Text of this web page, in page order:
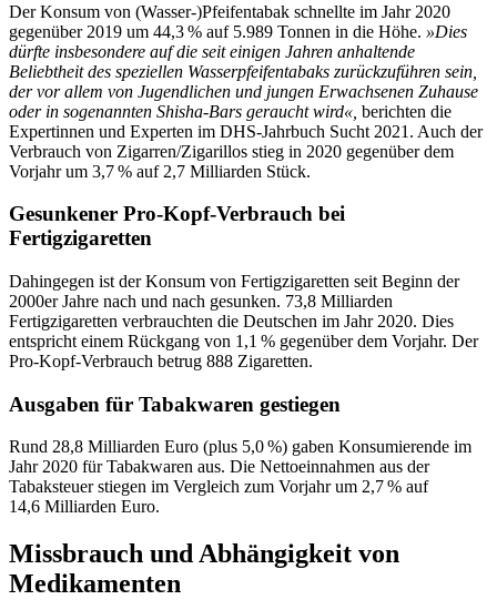
Der Konsum von (Wasser-)Pfeifentabak schnellte im Jahr 2020
gegenüber 2019 um 44,3 % auf 5.989 Tonnen in die Höhe. »Dies
dürfte insbesondere auf die seit einigen Jahren anhaltende
Beliebtheit des speziellen Wasserpfeifentabaks zurückzuführen sein,
der vor allem von Jugendlichen und jungen Erwachsenen Zuhause
oder in sogenannten Shisha-Bars geraucht wird«, berichten die
Expertinnen und Experten im DHS-Jahrbuch Sucht 2021. Auch der
Verbrauch von Zigarren/Zigarillos stieg in 2020 gegenüber dem
Vorjahr um 3,7 % auf 2,7 Milliarden Stück.
Gesunkener Pro-Kopf-Verbrauch bei
Fertigzigaretten
Dahingegen ist der Konsum von Fertigzigaretten seit Beginn der
2000er Jahre nach und nach gesunken. 73,8 Milliarden
Fertigzigaretten verbrauchten die Deutschen im Jahr 2020. Dies
entspricht einem Rückgang von 1,1 % gegenüber dem Vorjahr. Der
Pro-Kopf-Verbrauch betrug 888 Zigaretten.
Ausgaben für Tabakwaren gestiegen
Rund 28,8 Milliarden Euro (plus 5,0 %) gaben Konsumierende im
Jahr 2020 für Tabakwaren aus. Die Nettoeinnahmen aus der
Tabaksteuer stiegen im Vergleich zum Vorjahr um 2,7 % auf
14,6 Milliarden Euro.
Missbrauch und Abhängigkeit von
Medikamenten